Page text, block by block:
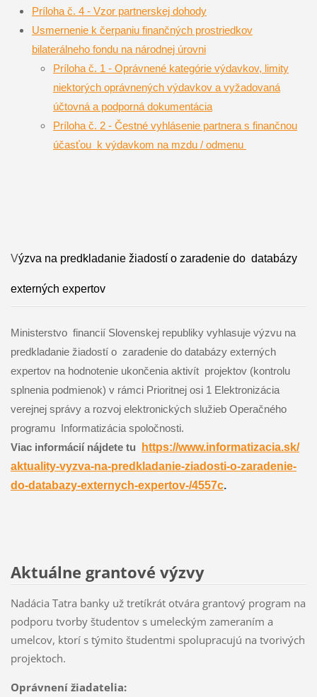
Príloha č. 4 - Vzor partnerskej dohody
Usmernenie k čerpaniu finančných prostriedkov
bilaterálneho fondu na národnej úrovni
Príloha č. 1 - Oprávnené kategórie výdavkov, limity
niektorých oprávnených výdavkov a vyžadovaná
účtovná a podporná dokumentácia
Príloha č. 2 - Čestné vyhlásenie partnera s finančnou
účasťou k výdavkom na mzdu / odmenu
Výzva na predkladanie žiadostí o zaradenie do databázy
externých expertov
Ministerstvo financií Slovenskej republiky vyhlasuje výzvu na
predkladanie žiadostí o zaradenie do databázy externých
expertov na hodnotenie ukončenia aktivít projektov (kontrolu
splnenia podmienok) v rámci Prioritnej osi 1 Elektronizácia
verejnej správy a rozvoj elektronických služieb Operačného
programu Informatizácia spoločnosti.
Viac informácií nájdete tu
https://www.informatizacia.sk/
aktuality-vyzva-na-predkladanie-ziadosti-o-zaradenie-
do-databazy-externych-expertov-/4557c.
Aktuálne grantové výzvy
Nadácia Tatra banky už tretíkrát otvára grantový program na
podporu tvorby študentov s umeleckým zameraním a
umelcov, ktorí s týmito študentmi spolupracujú na tvorivých
projektoch.
Oprávnení žiadatelia: